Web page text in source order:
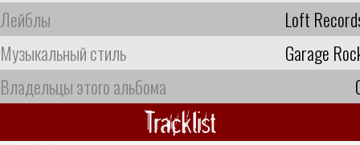
Лейблы
Loft
Музыкальный стиль
Garage
Владельцы этого альбома
Tracklist